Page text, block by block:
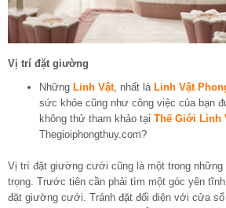
Vị trí đặt giường
Những Linh Vật, nhất là Linh Vật
sức khỏe cũng như công việc của bạn
không thử tham khảo tại Thế Giới Linh
Thegioiphongthuy.com?
Vị trí đặt giường cưới cũng là một trong những
trọng. Trước tiên cần phải tìm một góc yên
đặt giường cưới. Tránh đặt đối diện với cửa